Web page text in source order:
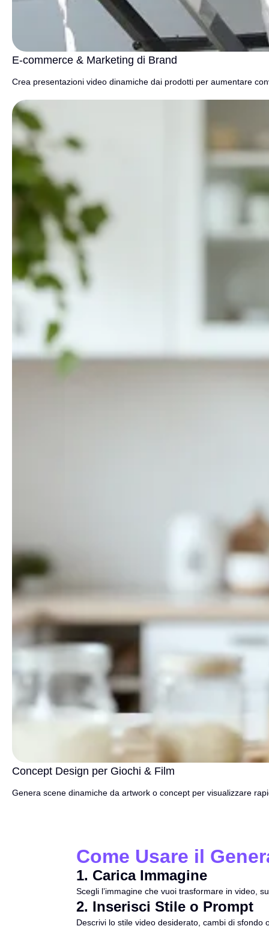
E-commerce & Marketing di Brand
Crea presentazioni video dinamiche dai prodotti per aumentare
Concept Design per Giochi & Film
Genera scene dinamiche da artwork o concept per visualizzare
Come Usare il
1. Carica Immagine
Scegli l’immagine che vuoi trasformare in video,
2. Inserisci Stile o Prompt
Descrivi lo stile video desiderato, cambi di